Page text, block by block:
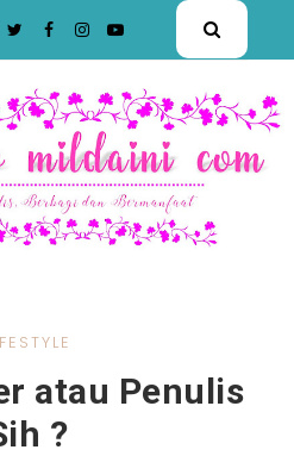
solid #e8e8e8; }
atau Penulis
?